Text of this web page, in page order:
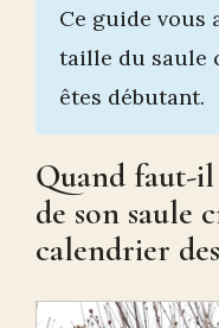
Ce guide vous
taille du saule
êtes débutant.
Quand faut-
de son saule
calendrier